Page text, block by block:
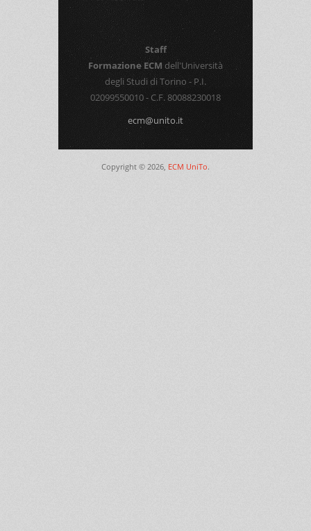
Staff
Formazione ECM dell'Università
degli Studi di Torino - P.I.
02099550010 - C.F. 80088230018
ecm@unito.it
Copyright © 2026, ECM UniTo.